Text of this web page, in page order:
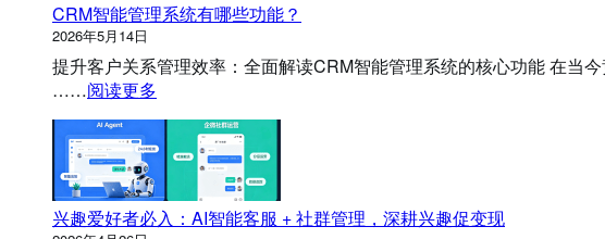
CRM智能管理系统有哪些功能？
2026年5月14日
提升客户关系管理效率：全面解读CRM智能管理系统的核心功能 在当
……阅读更多
M
能
管
兴趣爱好者必入：AI智能客服 + 社群管理，深耕兴趣促变现